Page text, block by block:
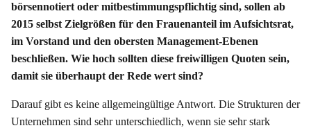
börsennotiert oder mitbestimmungspflichtig sind, sollen ab
2015 selbst Zielgrößen für den Frauenanteil im Aufsichtsrat,
im Vorstand und den obersten Management-Ebenen
beschließen. Wie hoch sollten diese freiwilligen Quoten sein,
damit sie überhaupt der Rede wert sind?
Darauf gibt es keine allgemeingültige Antwort. Die Strukturen der
Unternehmen sind sehr unterschiedlich, wenn sie sehr stark